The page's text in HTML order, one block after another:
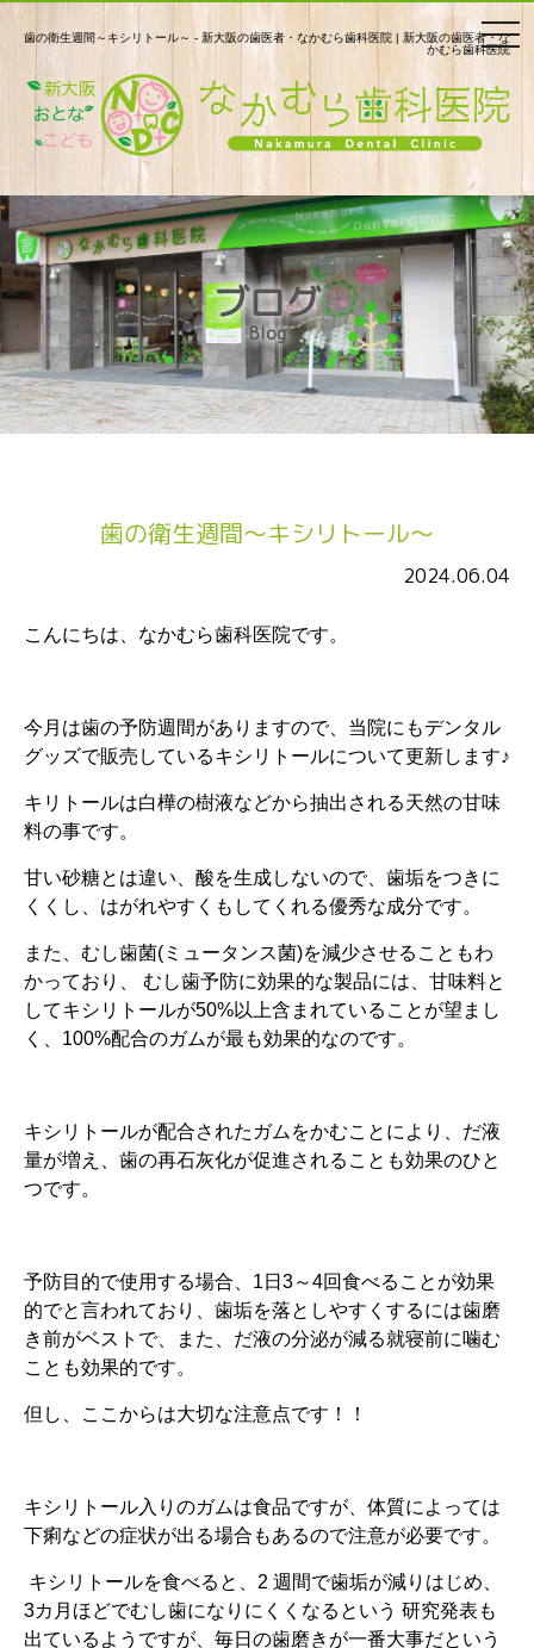
歯の衛生週間～キシリトール～ - 新大阪の歯医者・なかむら歯科医院 | 新大阪の歯医者・な
かむら歯科医院
ブログ
Blog
歯の衛生週間～キシリトール～
2024.06.04
こんにちは、なかむら歯科医院です。
今月は歯の予防週間がありますので、当院にもデンタル
グッズで販売しているキシリトールについて更新します♪
キリトールは白樺の樹液などから抽出される天然の甘味
料の事です。
甘い砂糖とは違い、酸を生成しないので、歯垢をつきに
くくし、はがれやすくもしてくれる優秀な成分です。
また、むし歯菌(ミュータンス菌)を減少させることもわ
かっており、 むし歯予防に効果的な製品には、甘味料と
してキシリトールが50%以上含まれていることが望まし
く、100%配合のガムが最も効果的なのです。
キシリトールが配合されたガムをかむことにより、だ液
量が増え、歯の再石灰化が促進されることも効果のひと
つです。
予防目的で使用する場合、1日3～4回食べることが効果
的でと言われており、歯垢を落としやすくするには歯磨
き前がベストで、また、だ液の分泌が減る就寝前に噛む
ことも効果的です。
但し、ここからは大切な注意点です！！
キシリトール入りのガムは食品ですが、体質によっては
下痢などの症状が出る場合もあるので注意が必要です。
キシリトールを食べると、2 週間で歯垢が減りはじめ、
3カ月ほどでむし歯になりにくくなるという 研究発表も
出ているようですが、毎日の歯磨きが一番大事だという